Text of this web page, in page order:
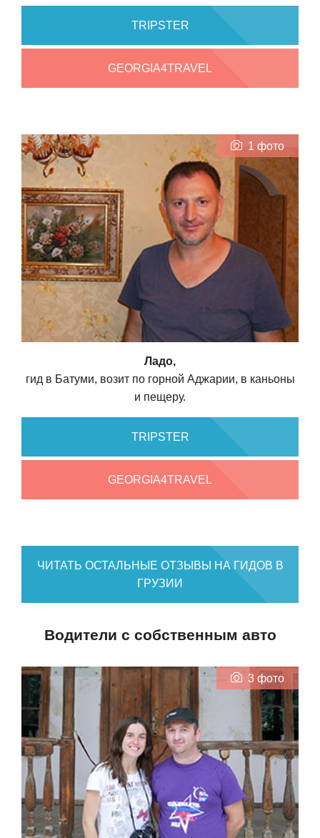
TRIPSTER
GEORGIA4TRAVEL
1 фото
Ладо,
гид в Батуми, возит по горной Аджарии, в каньоны
и пещеру.
TRIPSTER
GEORGIA4TRAVEL
ЧИТАТЬ ОСТАЛЬНЫЕ ОТЗЫВЫ НА ГИДОВ В
ГРУЗИИ
Водители с собственным авто
3 фото